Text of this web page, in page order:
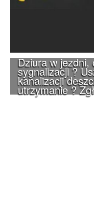
Dziura w jezdni,
sygnalizacji ?
kanalizacji
utrzymanie ?